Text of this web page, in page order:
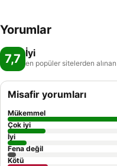
Yorumlar
7,7 İyi
en popüler sitelerden
Misafir yorumları
Mükemmel
Çok iyi
İyi
Fena değil
Kötü